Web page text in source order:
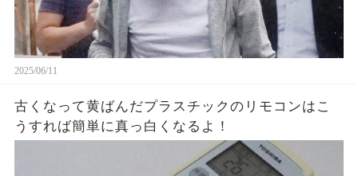
2025/06/11
古くなって黄ばんだプラスチックのリモコンはこ
うすれば簡単に真っ白くなるよ！